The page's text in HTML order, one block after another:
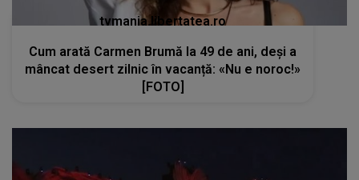
tvmania.libertatea.ro
Cum arată Carmen Brumă la 49 de ani, deși a
mâncat desert zilnic în vacanță: «Nu e noroc!»
[FOTO]